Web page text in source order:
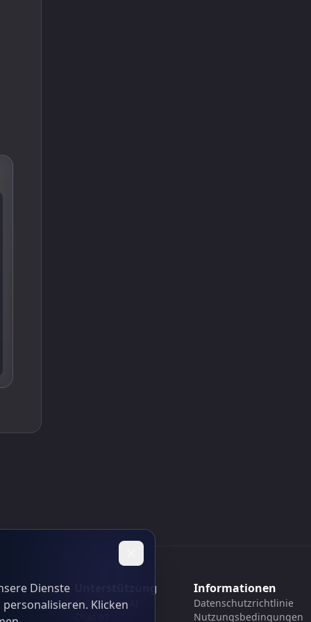
Unterstützung
Cubesolver AI
Informationen
Datenschutzrichtlinie
Nutzungsbedingungen
Dienste
Klicken